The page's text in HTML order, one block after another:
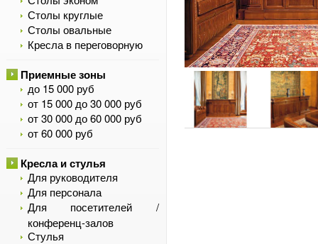
Столы круглые
Столы овальные
Кресла в переговорную
Приемные зоны
до 15 000 руб
от 15 000 до 30 000 руб
от 30 000 до 60 000 руб
от 60 000 руб
Кресла и стулья
Для руководителя
Для персонала
Для посетителей /
конференц-залов
Стулья